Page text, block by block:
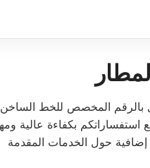
بالرقم المخصص للخط الساخن